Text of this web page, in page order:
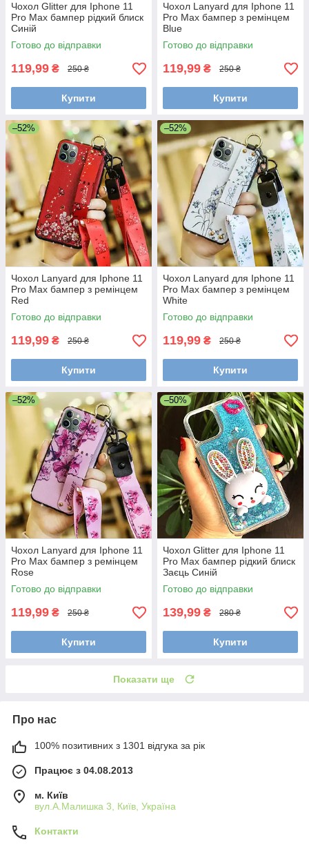
Чохол Glitter для Iphone 11
Pro Max бампер рідкий блиск
Синій
Готово до відправки
119,99 ₴ 250 ₴
Купити
Чохол Lanyard для Iphone 11
Pro Max бампер з ремінцем
Blue
Готово до відправки
119,99 ₴ 250 ₴
Купити
–52%
Чохол Lanyard для Iphone 11
Pro Max бампер з ремінцем
Red
Готово до відправки
119,99 ₴ 250 ₴
Купити
–52%
Чохол Lanyard для Iphone 11
Pro Max бампер з ремінцем
White
Готово до відправки
119,99 ₴ 250 ₴
Купити
–52%
Чохол Lanyard для Iphone 11
Pro Max бампер з ремінцем
Rose
Готово до відправки
119,99 ₴ 250 ₴
Купити
–50%
Чохол Glitter для Iphone 11
Pro Max бампер рідкий блиск
Заєць Синій
Готово до відправки
139,99 ₴ 280 ₴
Купити
Показати ще
Про нас
100% позитивних з 1301 відгука за рік
Працює з 04.08.2013
м. Київ
вул.А.Малишка 3, Київ, Україна
Контакти